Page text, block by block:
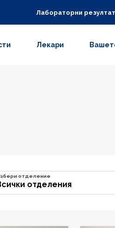
Лабораторни
Лекари
отделения
отделение